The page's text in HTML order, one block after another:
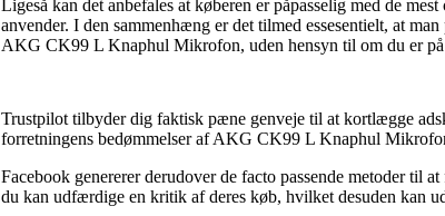
Ligeså kan det anbefales at køberen er påpasselig med de
anvender. I den sammenhæng er det tilmed essesentielt, at
AKG CK99 L Knaphul Mikrofon, uden hensyn til om du er
Trustpilot tilbyder dig faktisk pæne genveje til at kortlægge
forretningens bedømmelser af AKG CK99 L Knaphul
Facebook genererer derudover de facto passende metoder til
du kan udfærdige en kritik af deres køb, hvilket desuden kan